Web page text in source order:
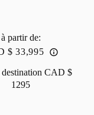
à partir de:
$ 33,995
CAD $
1295